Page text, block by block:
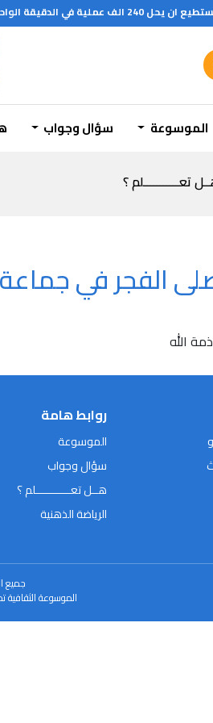
الواحدة
الموسوعة سؤال وجواب
تعـــــــــــلم ؟
الفجر في
الله
روابط هامة
الموسوعة
سؤال وجواب
هــل تعـــــــــــلم ؟
الرياضة الذهنية
جميع
الموسوعة الثقافية